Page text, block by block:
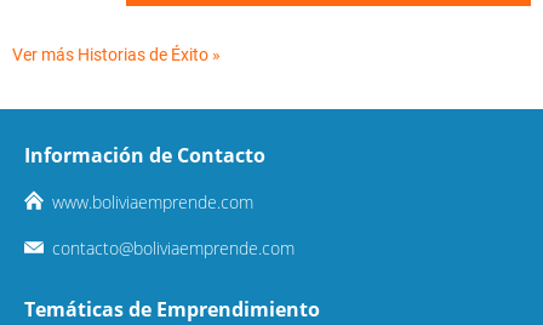
Ver más Historias de Éxito »
Información de Contacto
www.boliviaemprende.com
contacto@boliviaemprende.com
Temáticas de Emprendimiento